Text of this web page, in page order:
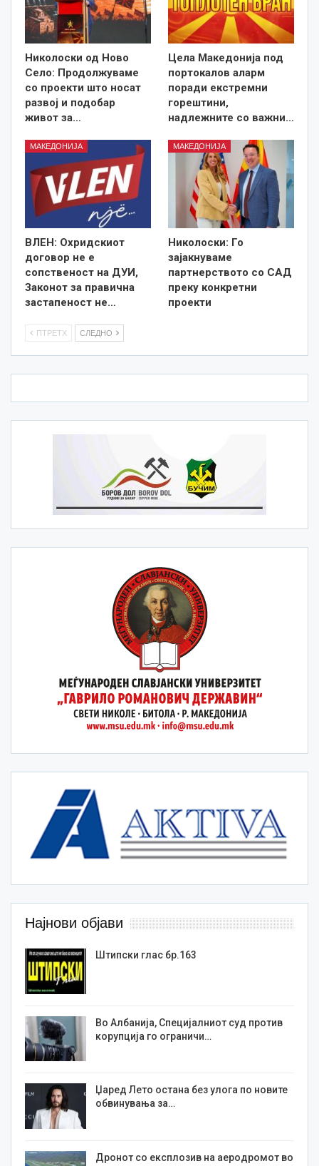
Николоски од Ново
Село: Продолжуваме
со проекти што носат
развој и подобар
живот за…
Цела Македонија под
портокалов аларм
поради екстремни
горештини,
надлежните со важни…
МАКЕДОНИЈА
ВЛЕН: Охридскиот
договор не е
сопственост на ДУИ,
Законот за правична
застапеност не…
МАКЕДОНИЈА
Николоски: Го
зајакнуваме
партнерството со САД
преку конкретни
проекти
ПТРЕТХ СЛЕДНО
Најнови објави
Штипски глас бр.163
Во Албанија, Специјалниот суд против
корупција го ограничи…
Џаред Лето остана без улога по новите
обвинувања за…
Дронот со експлозив на аеродромот во